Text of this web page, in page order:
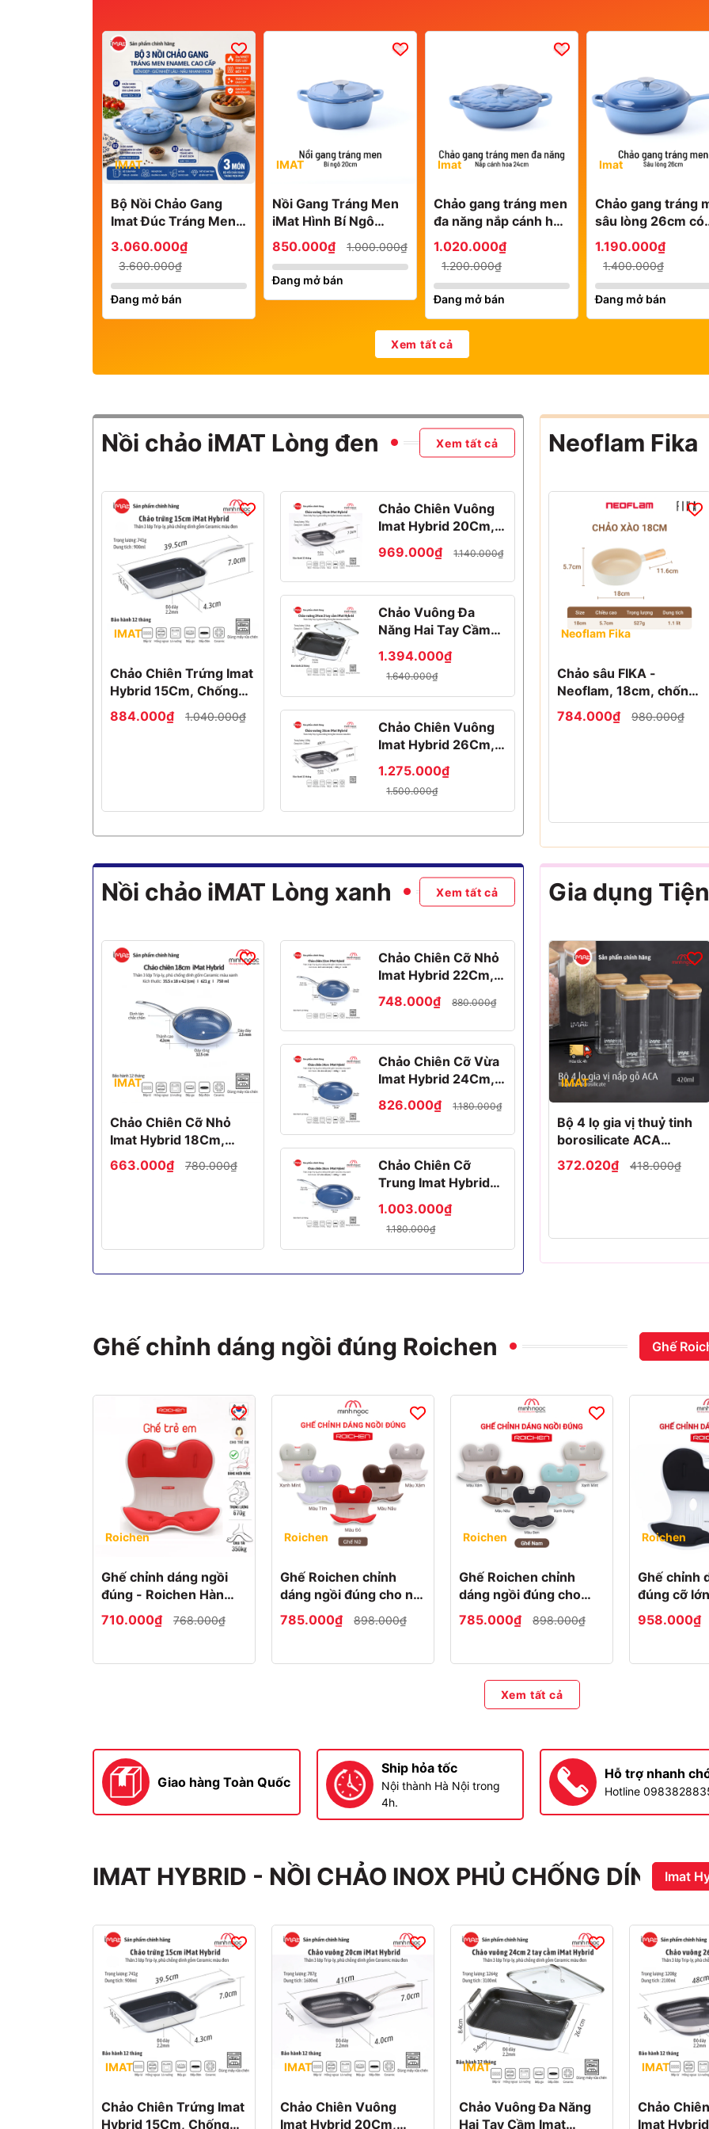
IMAT
Bộ Nồi Chảo Gang
Imat Đúc Tráng Men
Sứ Enamel - Nhiều
Kích Cỡ Lựa Chọn
3.060.000₫
3.600.000₫
Đang mở bán
IMAT
Nồi Gang Tráng Men
iMat Hình Bí Ngô
20cm
850.000₫ 1.000.000₫
Đang mở bán
Imat
Chảo gang tráng men
đa năng nắp cánh hoa
24cm có vung
1.020.000₫
1.200.000₫
Đang mở bán
Imat
Chảo gang tráng
sâu lòng 26cm có
vung
1.190.000₫
1.400.000₫
Đang mở bán
Xem tất cả
Nồi chảo iMAT Lòng đen Xem tất cả
IMAT
Chảo Chiên Trứng Imat
Hybrid 15Cm, Chống
Dính Ceramic Đen
884.000₫ 1.040.000₫
Chảo Chiên Vuông
Imat Hybrid 20Cm,
Ceramic Đen
969.000₫ 1.140.000₫
Chảo Vuông Đa
Năng Hai Tay Cầm
Chống Dính
Ceramic Đen
1.394.000₫
1.640.000₫
Chảo Chiên Vuông
Imat Hybrid 26Cm,
Ceramic Đen
1.275.000₫
1.500.000₫
Neoflam Fika
Neoflam Fika
Chảo sâu FIKA -
Neoflam, 18cm, chống
dính, đế từ
784.000₫ 980.000₫
Nồi chảo iMAT Lòng xanh Xem tất cả
IMAT
Chảo Chiên Cỡ Nhỏ
Imat Hybrid 18Cm,
Chống Dính Ceramic
Xanh
663.000₫ 780.000₫
Chảo Chiên Cỡ Nhỏ
Imat Hybrid 22Cm,
Ceramic Xanh
748.000₫ 880.000₫
Chảo Chiên Cỡ Vừa
Imat Hybrid 24Cm,
Ceramic Xanh
826.000₫ 1.180.000₫
Chảo Chiên Cỡ
Trung Imat Hybrid
Ceramic Xanh
1.003.000₫
1.180.000₫
Gia dụng
IMAT
Bộ 4 lọ gia vị thuỷ tinh
borosilicate ACA
420ml, nắp gỗ
372.020₫ 418.000₫
Ghế chỉnh dáng ngồi đúng Roichen Ghế
Roichen
Ghế chỉnh dáng ngồi
đúng - Roichen Hàn
Quốc (Made in Korea).
Dùng cho Trẻ em
710.000₫ 768.000₫
Roichen
Ghế Roichen chỉnh
dáng ngồi đúng cho nữ,
bằng nhựa lót nệm vải
785.000₫ 898.000₫
Roichen
Ghế Roichen chỉnh
dáng ngồi đúng cho
nam, bằng nhựa lót
nệm vải
785.000₫ 898.000₫
Roichen
Ghế chỉnh
đúng cỡ
Giant
958.000₫
Xem tất cả
Giao hàng Toàn Quốc
Ship hỏa tốc
Nội thành Hà Nội trong
4h.
Hỗ trợ nhanh
Hotline
IMAT HYBRID - NỒI CHẢO INOX PHỦ CHỐNG DÍNH Imat
IMAT
Chảo Chiên Trứng Imat
Hybrid 15Cm, Chống
IMAT
Chảo Chiên Vuông
Imat Hybrid 20Cm,
IMAT
Chảo Vuông Đa Năng
Hai Tay Cầm Imat
IMAT
Chảo
Imat